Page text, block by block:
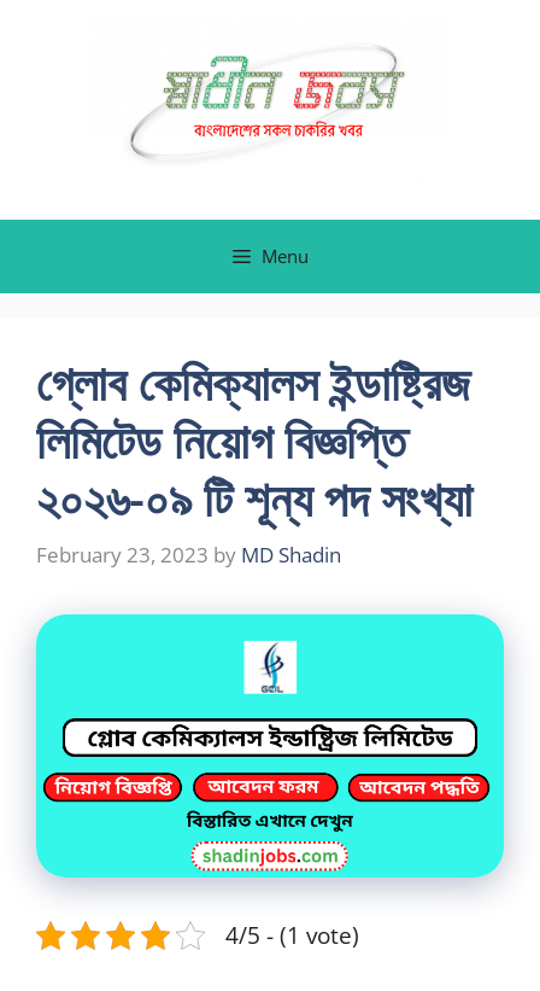
Menu
গ্লোব কেমিক্যালস ইন্ডাষ্ট্রিজ
লিমিটেড নিয়োগ বিজ্ঞপ্তি
২০২৬-০৯ টি শূন্য পদ সংখ্যা
February 23, 2023 by MD Shadin
4/5 - (1 vote)